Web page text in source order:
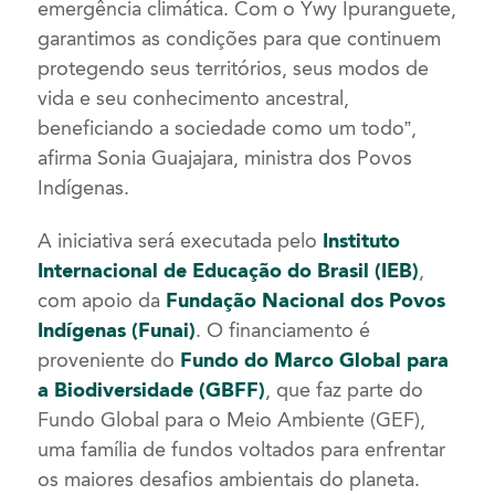
emergência climática. Com o Ywy Ipuranguete,
garantimos as condições para que continuem
protegendo seus territórios, seus modos de
vida e seu conhecimento ancestral,
beneficiando a sociedade como um todo”,
afirma Sonia Guajajara, ministra dos Povos
Indígenas.
A iniciativa será executada pelo Instituto
Internacional de Educação do Brasil (IEB),
com apoio da Fundação Nacional dos Povos
Indígenas (Funai). O financiamento é
proveniente do Fundo do Marco Global para
a Biodiversidade (GBFF), que faz parte do
Fundo Global para o Meio Ambiente (GEF),
uma família de fundos voltados para enfrentar
os maiores desafios ambientais do planeta.